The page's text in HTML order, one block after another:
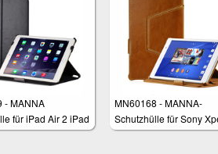
- MANNA
für iPad Air 2 iPad
MN60168 - MANNA-
Schutzhülle für Sony
Z3 Tablet Compact 8"